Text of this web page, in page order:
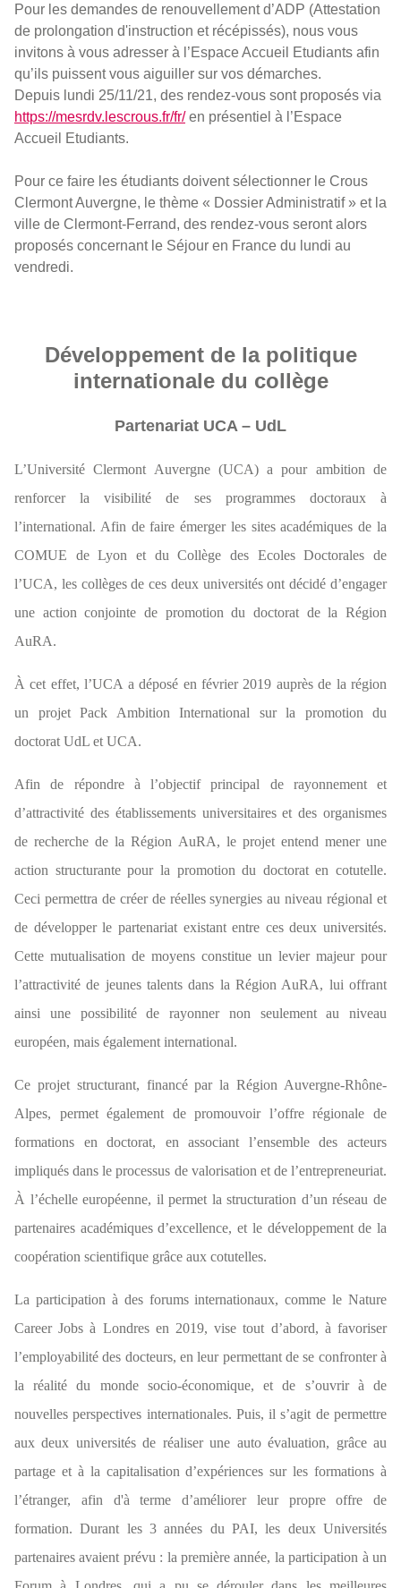
Pour les demandes de renouvellement d’ADP (Attestation
de prolongation d'instruction et récépissés), nous vous
invitons à vous adresser à l’Espace Accueil Etudiants afin
qu’ils puissent vous aiguiller sur vos démarches.
Depuis lundi 25/11/21, des rendez-vous sont proposés via
https://mesrdv.lescrous.fr/fr/en présentiel à l’Espace
Accueil Etudiants.
Pour ce faire les étudiants doivent sélectionner le Crous
Clermont Auvergne, le thème « Dossier Administratif » et la
ville de Clermont-Ferrand, des rendez-vous seront alors
proposés concernant le Séjour en France du lundi au
vendredi.
Développement de la politique
internationale du collège
Partenariat UCA – UdL
L’Université Clermont Auvergne (UCA) a pour ambition de
renforcer la visibilité de ses programmes doctoraux à
l’international. Afin de faire émerger les sites académiques de la
COMUE de Lyon et du Collège des Ecoles Doctorales de
l’UCA, les collèges de ces deux universités ont décidé d’engager
une action conjointe de promotion du doctorat de la Région
AuRA.
À cet effet, l’UCA a déposé en février 2019 auprès de la région
un projet Pack Ambition International sur la promotion du
doctorat UdL et UCA.
Afin de répondre à l’objectif principal de rayonnement et
d’attractivité des établissements universitaires et des organismes
de recherche de la Région AuRA, le projet entend mener une
action structurante pour la promotion du doctorat en cotutelle.
Ceci permettra de créer de réelles synergies au niveau régional et
de développer le partenariat existant entre ces deux universités.
Cette mutualisation de moyens constitue un levier majeur pour
l’attractivité de jeunes talents dans la Région AuRA, lui offrant
ainsi une possibilité de rayonner non seulement au niveau
européen, mais également international.
Ce projet structurant, financé par la Région Auvergne-Rhône-
Alpes, permet également de promouvoir l’offre régionale de
formations en doctorat, en associant l’ensemble des acteurs
impliqués dans le processus de valorisation et de l’entrepreneuriat.
À l’échelle européenne, il permet la structuration d’un réseau de
partenaires académiques d’excellence, et le développement de la
coopération scientifique grâce aux cotutelles.
La participation à des forums internationaux, comme le Nature
Career Jobs à Londres en 2019, vise tout d’abord, à favoriser
l’employabilité des docteurs, en leur permettant de se confronter à
la réalité du monde socio-économique, et de s’ouvrir à de
nouvelles perspectives internationales. Puis, il s’agit de permettre
aux deux universités de réaliser une auto évaluation, grâce au
partage et à la capitalisation d’expériences sur les formations à
l’étranger, afin d'à terme d’améliorer leur propre offre de
formation. Durant les 3 années du PAI, les deux Universités
partenaires avaient prévu : la première année, la participation à un